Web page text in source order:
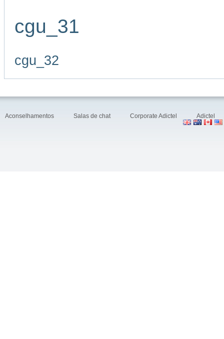
cgu_31
cgu_32
Aconselhamentos Salas de chat Corporate Adictel Adictel